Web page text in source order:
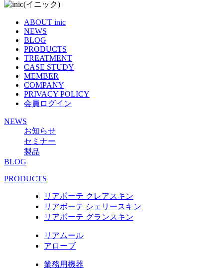
ABOUT inic
NEWS
BLOG
PRODUCTS
TREATMENT
CASE STUDY
MEMBER
COMPANY
PRIVACY POLICY
会員ログイン
NEWS
お知らせ
セミナー
製品
BLOG
PRODUCTS
リアボーテ クレアスキン
リアボーテ シェリースキン
リアボーテ グランスキン
リアムール
アローブ
業務用機器